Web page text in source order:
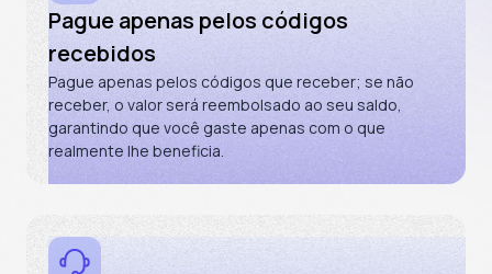
Pague apenas pelos códigos
recebidos
Pague apenas pelos códigos que receber; se não
receber, o valor será reembolsado ao seu saldo,
garantindo que você gaste apenas com o que
realmente lhe beneficia.